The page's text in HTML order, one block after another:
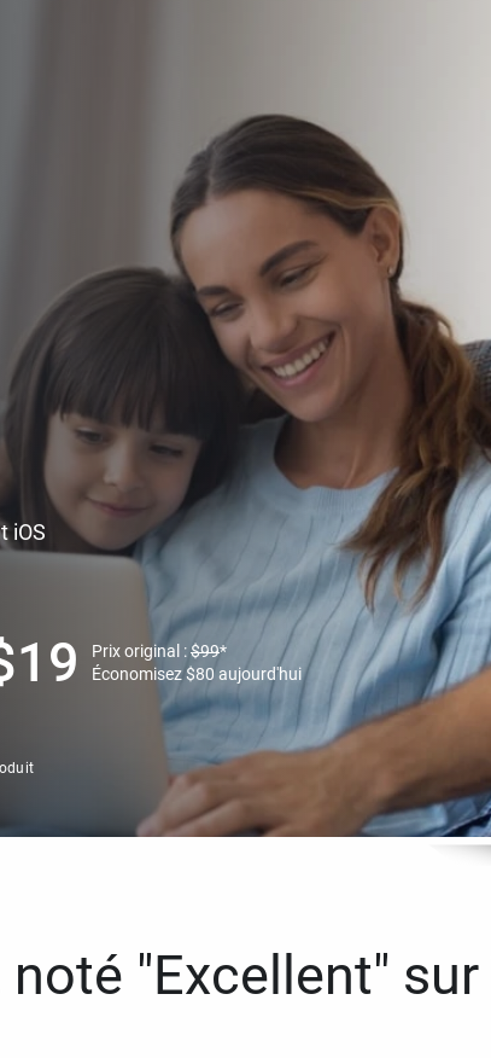
iOS
19 Prix original :$99*
Économisez$80 aujourd'hui
"Excellent"